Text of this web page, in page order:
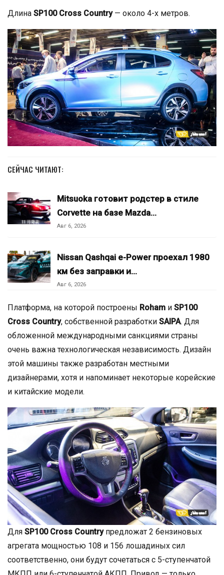
Длина SP100 Cross Country— около 4-х метров.
СЕЙЧАС ЧИТАЮТ:
Mitsuoka готовит родстер в стиле
Corvette на базе Mazda…
Авг 6, 2026
Nissan Qashqai e-Power проехал 1980
км без заправки и…
Авг 6, 2026
Платформа, на которой построены Roham и SP100
Cross Country, собственной разработки SAIPA. Для
обложенной международными санкциями страны
очень важна технологическая независимость. Дизайн
этой машины также разработан местными
дизайнерами, хотя и напоминает некоторые корейские
и китайские модели.
Для SP100 Cross Countryпредложат 2 бензиновых
агрегата мощностью 108 и 156 лошадиных сил
соответственно, они будут сочетаться с 5-ступенчатой